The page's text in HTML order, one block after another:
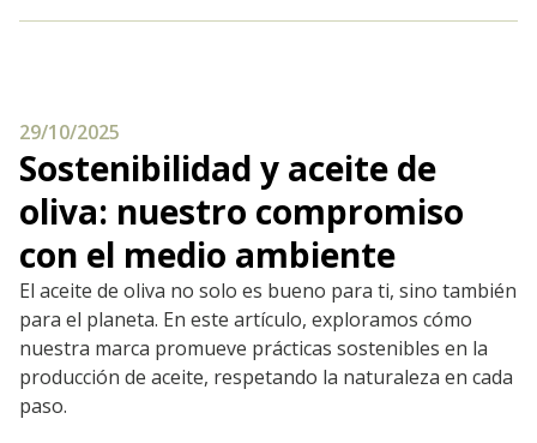
29/10/2025
Sostenibilidad y aceite de
oliva: nuestro compromiso
con el medio ambiente
El aceite de oliva no solo es bueno para ti, sino también
para el planeta. En este artículo, exploramos cómo
nuestra marca promueve prácticas sostenibles en la
producción de aceite, respetando la naturaleza en cada
paso.